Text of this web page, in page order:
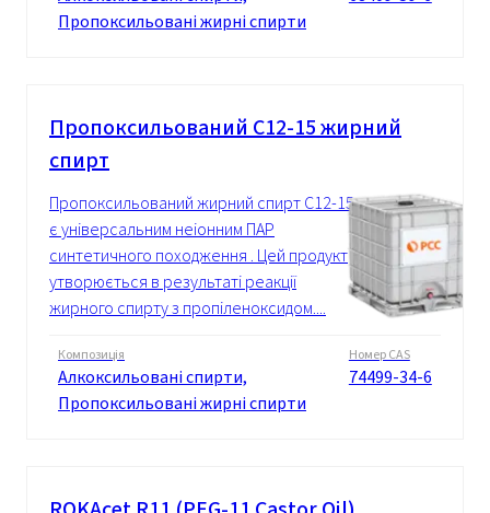
Пропоксильовані жирні спирти
Пропоксильований C12-15 жирний
спирт
Пропоксильований жирний спирт С12-15
є універсальним неіонним ПАР
синтетичного походження . Цей продукт
утворюється в результаті реакції
жирного спирту з пропіленоксидом....
Композиція
Алкоксильовані спирти,
Пропоксильовані жирні спирти
Номер CAS
74499-34-6